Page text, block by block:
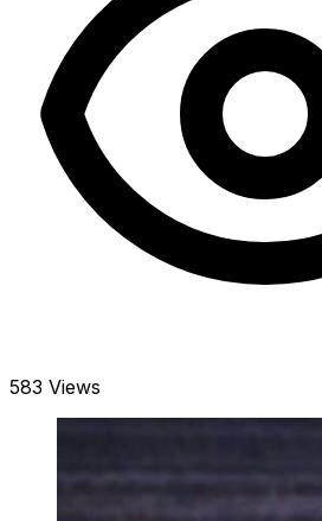
583 Views